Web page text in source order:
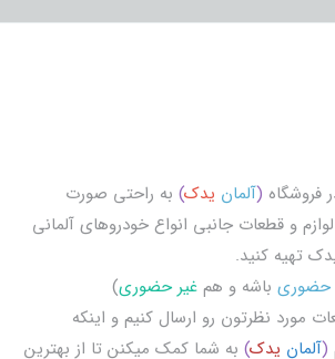
فروشگاه (آلمان یدک) به راحتی صورت
و قطعات جانبی انواع خودروهای آلمانی
تهیه کنید.
حضوری باشه و هم غیر حضوری)
مورد نظرتون رو ارسال کنیم و اینکه
(آلمان یدک) به شما کمک میکنن تا از بهترین